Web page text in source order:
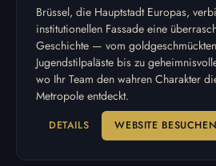
Brüssel, die Hauptstadt Europas,
institutionellen Fassade eine
Geschichte — vom
Jugendstilpaläste bis zu
wo Ihr Team den wahren Charakter
Metropole entdeckt.
DETAILS WEBSITE